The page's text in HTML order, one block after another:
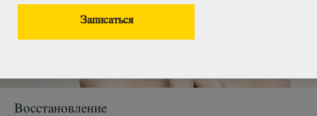
Восстановление